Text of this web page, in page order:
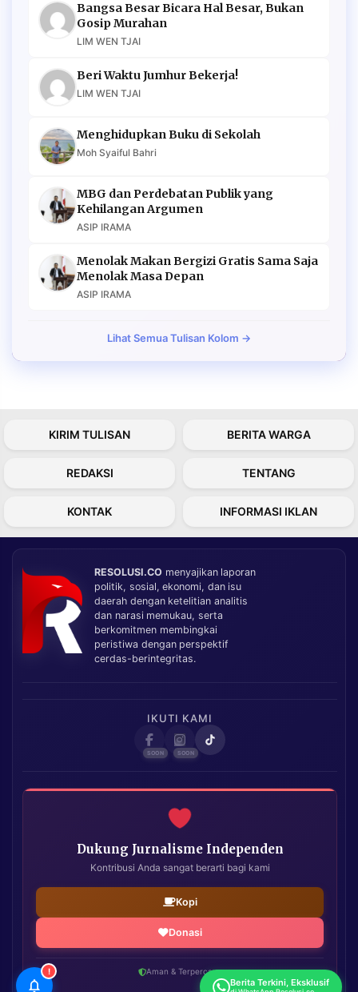
Bangsa Besar Bicara Hal Besar, Bukan
Gosip Murahan
LIM WEN TJAI
Beri Waktu Jumhur Bekerja!
LIM WEN TJAI
Menghidupkan Buku di Sekolah
Moh Syaiful Bahri
MBG dan Perdebatan Publik yang
Kehilangan Argumen
ASIP IRAMA
Menolak Makan Bergizi Gratis Sama Saja
Menolak Masa Depan
ASIP IRAMA
Lihat Semua Tulisan Kolom →
KIRIM TULISAN BERITA WARGA
REDAKSI TENTANG
KONTAK INFORMASI IKLAN
RESOLUSI.CO menyajikan laporan
politik, sosial, ekonomi, dan isu
daerah dengan ketelitian analitis
dan narasi memukau, serta
berkomitmen membingkai
peristiwa dengan perspektif
cerdas-berintegritas.
IKUTI KAMI
Dukung Jurnalisme Independen
Kontribusi Anda sangat berarti bagi kami
Kopi
Donasi
Aman & Terpercaya
!
Berita Terkini, Eksklusif